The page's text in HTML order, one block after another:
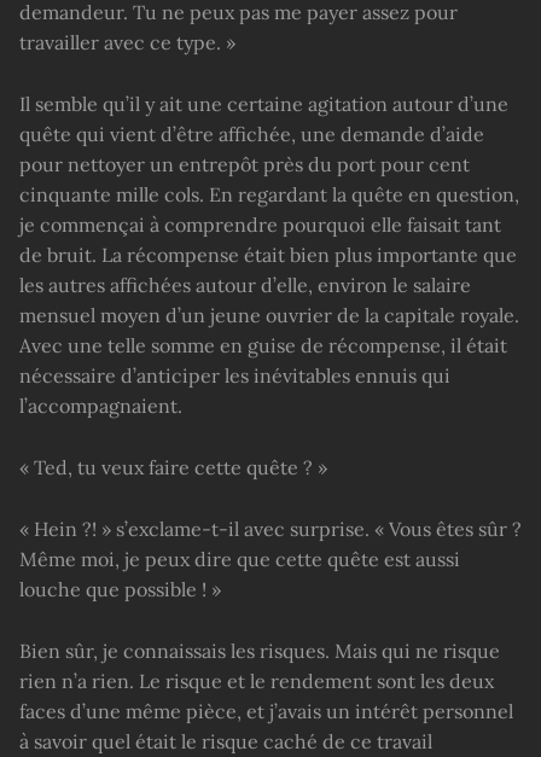
demandeur. Tu ne peux pas me payer assez pour
travailler avec ce type. »
Il semble qu’il y ait une certaine agitation autour d’une
quête qui vient d’être affichée, une demande d’aide
pour nettoyer un entrepôt près du port pour cent
cinquante mille cols. En regardant la quête en question,
je commençai à comprendre pourquoi elle faisait tant
de bruit. La récompense était bien plus importante que
les autres affichées autour d’elle, environ le salaire
mensuel moyen d’un jeune ouvrier de la capitale royale.
Avec une telle somme en guise de récompense, il était
nécessaire d’anticiper les inévitables ennuis qui
l’accompagnaient.
« Ted, tu veux faire cette quête ? »
« Hein ?! » s’exclame-t-il avec surprise. « Vous êtes sûr ?
Même moi, je peux dire que cette quête est aussi
louche que possible ! »
Bien sûr, je connaissais les risques. Mais qui ne risque
rien n’a rien. Le risque et le rendement sont les deux
faces d’une même pièce, et j’avais un intérêt personnel
à savoir quel était le risque caché de ce travail